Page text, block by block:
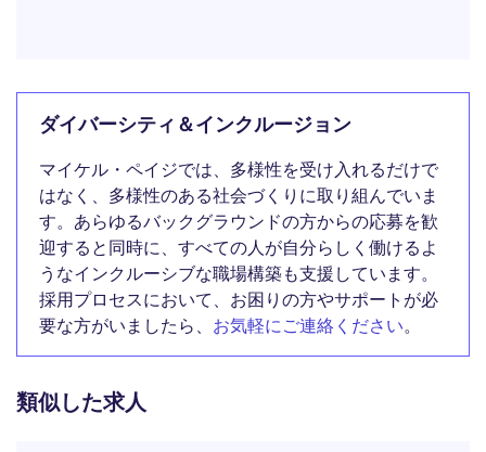
ダイバーシティ＆インクルージョン
マイケル・ペイジでは、多様性を受け入れるだけで
はなく、多様性のある社会づくりに取り組んでいま
す。あらゆるバックグラウンドの方からの応募を歓
迎すると同時に、すべての人が自分らしく働けるよ
うなインクルーシブな職場構築も支援しています。
採用プロセスにおいて、お困りの方やサポートが必
要な方がいましたら、 お気軽にご連絡ください。
類似した求人